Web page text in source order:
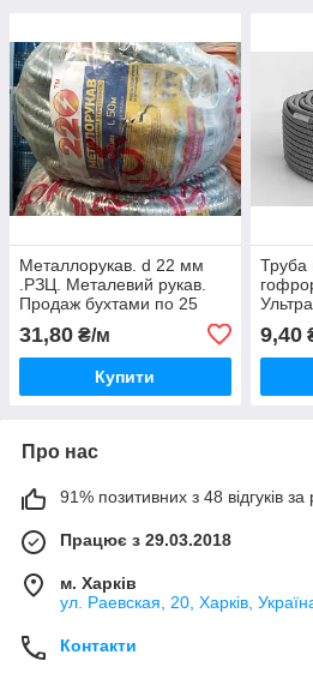
Металлорукав. d 22 мм
.РЗЦ. Металевий рукав.
Продаж бухтами по 25
31,80 ₴/м
Купити
Труба
9,40
Про нас
91% позитивних з 48 відгуків за
Працює з 29.03.2018
м. Харків
ул. Раевская, 20, Харків,
Контакти